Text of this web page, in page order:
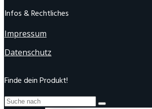
Infos & Rechtliches
Impressum
Datenschutz
Finde dein Produkt!